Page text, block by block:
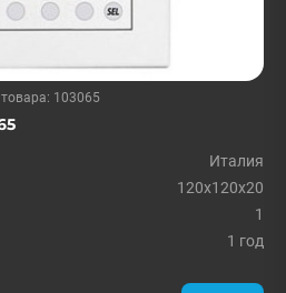
103065
Италия
120x120x20
1
1 год